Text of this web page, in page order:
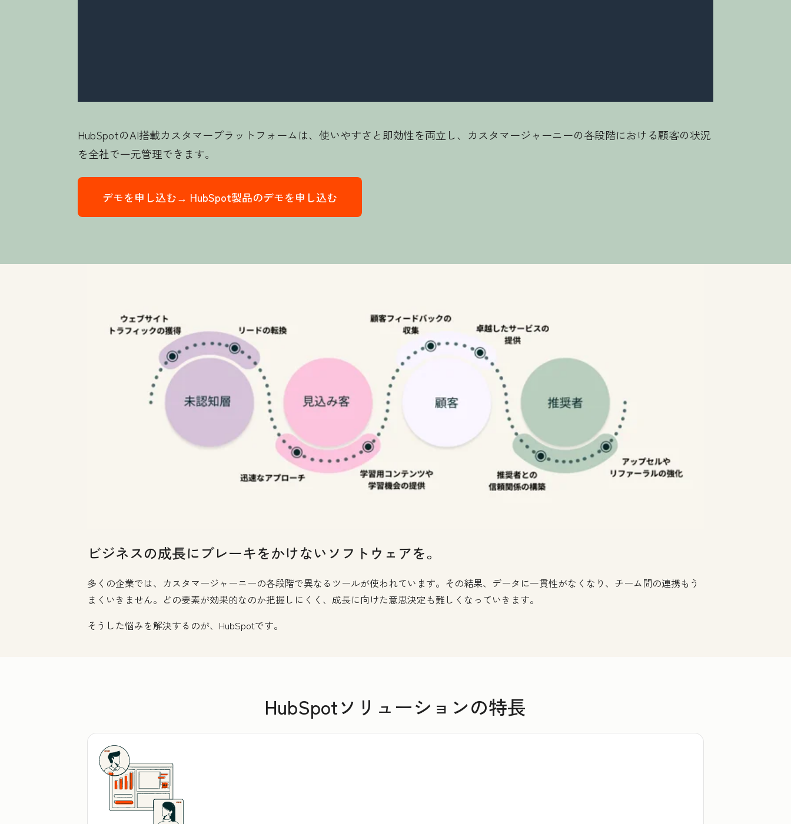
HubSpotのAI搭載カスタマープラットフォームは、使いやすさと即効性を両立し、カスタマージャーニーの各段階における顧客の状況
を全社で一元管理できます。
デモを申し込む→ HubSpot製品のデモを申し込む
ビジネスの成長にブレーキをかけないソフトウェアを。
多くの企業では、カスタマージャーニーの各段階で異なるツールが使われています。その結果、データに一貫性がなくなり、チーム間の連携もう
まくいきません。どの要素が効果的なのか把握しにくく、成長に向けた意思決定も難しくなっていきます。
そうした悩みを解決するのが、HubSpotです。
HubSpotソリューションの特長